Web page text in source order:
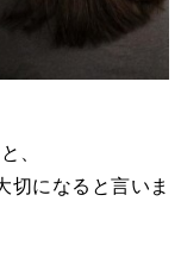
、
切になると言いま